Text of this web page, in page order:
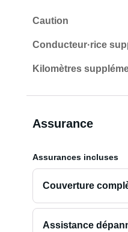
Caution
Conducteur·rice
Kilomètres
Assurance
Assurances incluses
Couverture
Assistance